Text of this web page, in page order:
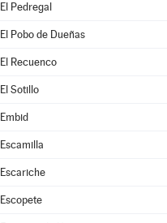
El Pedregal
El Pobo de Dueñas
El Recuenco
El Sotillo
Embid
Escamilla
Escariche
Escopete